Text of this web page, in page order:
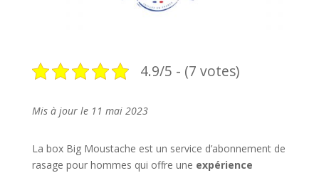
4.9/5 - (7 votes)
Mis à jour le 11 mai 2023
La box Big Moustache est un service d’abonnement de
rasage pour hommes qui offre une expérience